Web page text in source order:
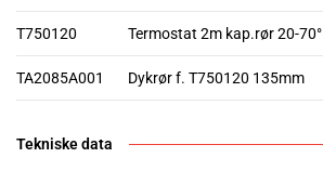
T750120 Termostat 2m kap.rør 20-70°
TA2085A001 Dykrør f. T750120 135mm
Tekniske data